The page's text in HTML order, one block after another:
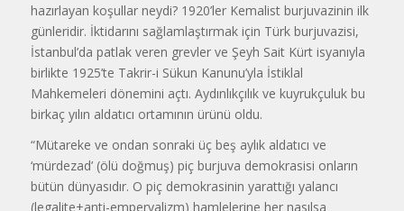
hazırlayan koşullar neydi? 1920’ler Kemalist burjuvazinin ilk
günleridir. İktidarını sağlamlaştırmak için Türk burjuvazisi,
İstanbul’da patlak veren grevler ve Şeyh Sait Kürt isyanıyla
birlikte 1925’te Takrir-i Sükun Kanunu’yla İstiklal
Mahkemeleri dönemini açtı. Aydınlıkçılık ve kuyrukçuluk bu
birkaç yılın aldatıcı ortamının ürünü oldu.
“Mütareke ve ondan sonraki üç beş aylık aldatıcı ve
‘mürdezad’ (ölü doğmuş) piç burjuva demokrasisi onların
bütün dünyasıdır. O piç demokrasinin yarattığı yalancı
(legalite+anti-emperyalizm) hamlelerine her nasılsa